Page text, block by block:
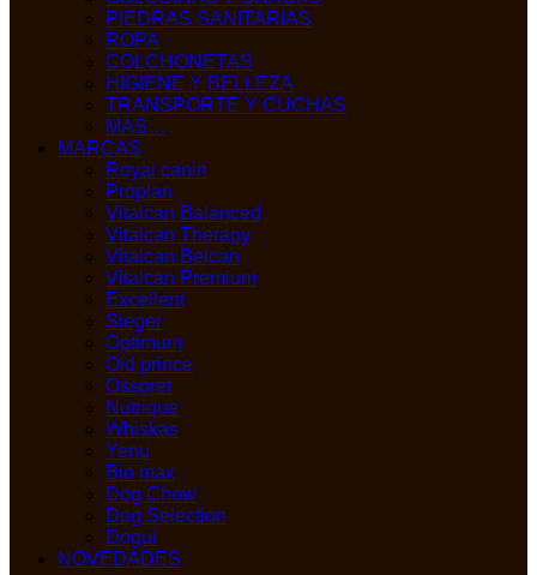
PIEDRAS SANITARIAS
ROPA
COLCHONETAS
HIGIENE Y BELLEZA
TRANSPORTE Y CUCHAS
MAS…
MARCAS
Royal canin
Proplan
Vitalcan Balanced
Vitalcan Therapy
Vitalcan Belcan
Vitalcan Premium
Excellent
Sieger
Optimum
Old prince
Osspret
Nutrique
Whiskas
Yenu
Bio max
Dog Chow
Dog Selection
Dogui
NOVEDADES